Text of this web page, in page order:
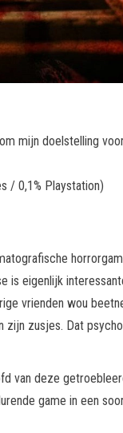
mijn doelstelling
/ 0,1% Playstation)
is eigenlijk
vrienden wou
zusjes. Dat
van deze
game in een